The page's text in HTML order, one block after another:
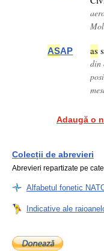
ASAP as
din
Adaugă o
Colecții de abrevieri
Abrevieri repartizate pe
Alfabetul fonetic
Indicative ale